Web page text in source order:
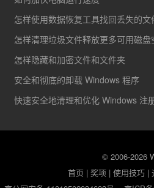
怎样使用数据恢复工具找回丢失的文
怎样清理垃圾文件释放更多可用磁盘
怎样隐藏和加密文件和文件夹
安全和彻底的卸载 Windows 程序
快速安全地清理和优化 Windows 注
© 2006-2026
首页 |奖项 |使用技巧 |